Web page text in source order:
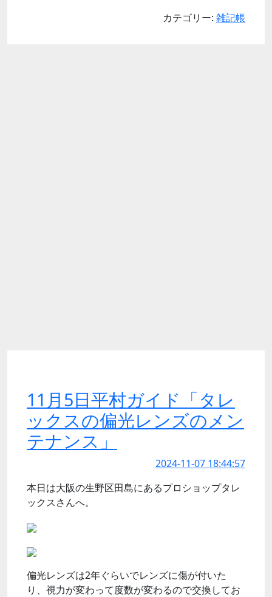
カテゴリー: 雑記帳
11月5日平村ガイド「タレ
ックスの偏光レンズのメン
テナンス」
2024-11-07 18:44:57
本日は大阪の生野区田島にあるプロショップタレ
ックスさんへ。
偏光レンズは2年ぐらいでレンズに傷が付いた
り、視力が変わって度数が変わるので交換してお